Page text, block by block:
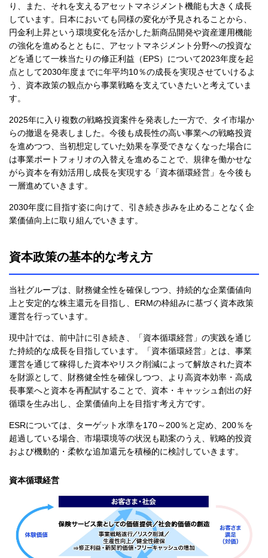
り、また、それを支えるアセットマネジメント機能も大きく成長
しています。日本においても同様の変化が予見されることから、
円金利上昇という環境変化を活かした新商品開発や資産運用機能
の強化を進めるとともに、アセットマネジメント分野への投資な
どを通じて一株当たりの修正利益（EPS）について2023年度を起
点として2030年度までに年平均10％の成長を実現させていけるよ
う、資本政策の観点から事業戦略を支えていきたいと考えていま
す。
2025年に入り複数の戦略投資案件を発表した一方で、タイ市場か
らの撤退を発表しました。今後も成長性の高い事業への戦略投資
を進めつつ、当初想定していた効果を享受できなくなった場合に
は事業ポートフォリオの入替えを進めることで、規律を働かせな
がら資本を有効活用し成長を実現する「資本循環経営」を今後も
一層進めていきます。
2030年度に目指す姿に向けて、引き続き歩みを止めることなく企
業価値向上に取り組んでいきます。
資本政策の基本的な考え方
当社グループは、財務健全性を確保しつつ、持続的な企業価値向
上と安定的な株主還元を目指し、ERMの枠組みに基づく資本政策
運営を行っています。
現中計では、前中計に引き続き、「資本循環経営」の実践を通じ
た持続的な成長を目指しています。「資本循環経営」とは、事業
運営を通じて稼得した資本やリスク削減によって解放された資本
を財源として、財務健全性を確保しつつ、より高資本効率・高成
長事業へと資本を再配賦することで、資本・キャッシュ創出の好
循環を生み出し、企業価値向上を目指す考え方です。
ESRについては、ターゲット水準を170～200％と定め、200％を
超過している場合、市場環境等の状況も勘案のうえ、戦略的投資
および機動的・柔軟な追加還元を積極的に検討していきます。
資本循環経営